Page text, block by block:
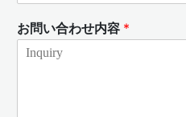
お問い合わせ内容 *